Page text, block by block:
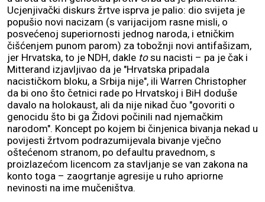
Ucjenjivački diskurs žrtve isprva je palio: dio svijeta je
popušio novi nacizam (s varijacijom rasne misli, o
posvećenoj superiornosti jednog naroda, i etničkim
čišćenjem punom parom) za tobožnji novi antifašizam,
jer Hrvatska, to je NDH, dakle tosu nacisti – pa je čak i
Mitterand izjavljivao da je "Hrvatska pripadala
nacističkom bloku, a Srbija nije", ili Warren Christopher
da bi ono što četnici rade po Hrvatskoj i BiH doduše
davalo na holokaust, ali da nije nikad čuo "govoriti o
genocidu što bi ga Židovi počinili nad njemačkim
narodom". Koncept po kojem bi činjenica bivanja nekad u
povijesti žrtvom podrazumijevala bivanje vječno
oštećenom stranom, po defaultu pravednom, s
proizlazećom licencom za stavljanje se van zakona na
konto toga – zaogrtanje agresije u ruho apriorne
nevinosti na ime mučeništva.